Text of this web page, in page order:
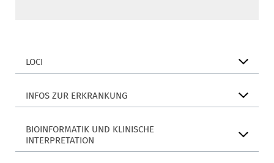
LOCI
INFOS ZUR ERKRANKUNG
BIOINFORMATIK UND KLINISCHE
INTERPRETATION